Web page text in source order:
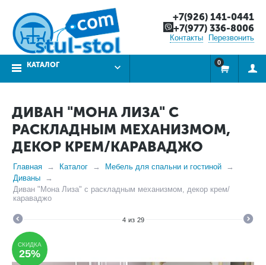
+7(926) 141-0441
+7(977) 336-8006
Контакты Перезвонить
КАТАЛОГ 0
ДИВАН "МОНА ЛИЗА" С
РАСКЛАДНЫМ МЕХАНИЗМОМ,
ДЕКОР КРЕМ/КАРАВАДЖО
Главная Каталог
Мебель для спальни и гостиной
Диваны
Диван "Мона Лиза" с раскладным механизмом, декор крем/
караваджо
4 из 29
СКИДКА
25%